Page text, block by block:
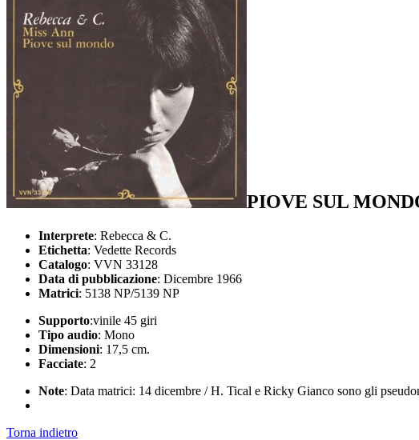
PIOVE SUL
Interprete: Rebecca & C.
Etichetta: Vedette Records
Catalogo: VVN 33128
Data di pubblicazione: Dicembre 1966
Matrici: 5138 NP/5139 NP
Supporto:vinile 45 giri
Tipo audio: Mono
Dimensioni: 17,5 cm.
Facciate: 2
Note: Data matrici: 14 dicembre / H. Tical e Ricky Gianco sono gli
Torna indietro